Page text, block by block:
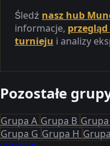
Śledź nasz hub
informacje,
turnieju i analizy
Pozostałe
Grupa A Grupa B Grupa
Grupa G Grupa H